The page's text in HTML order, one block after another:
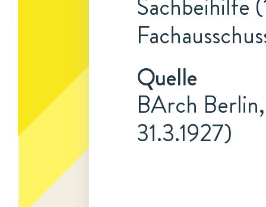
Sachbeihilfe
Quelle
BArch
31.3.1927)